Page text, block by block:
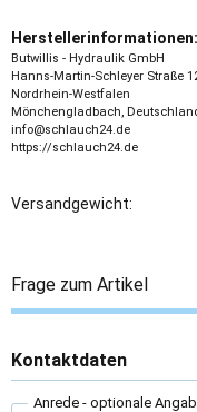
Herstellerinformationen:
Butwillis - Hydraulik GmbH
Hanns-Martin-Schleyer Straße
Nordrhein-Westfalen
Mönchengladbach,
info@schlauch24.de
https://schlauch24.de
Versandgewicht:
Frage zum Artikel
Kontaktdaten
Anrede - optionale